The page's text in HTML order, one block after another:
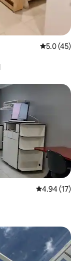
Calificación
5.0 (45)
Calificación
4.94 (17)